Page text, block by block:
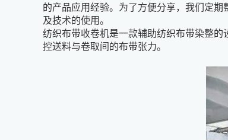
的产品应用经验。为了方便分享，我们定
及技术的使用。
纺织布带收卷机是一款辅助纺织布带染整
控送料与卷取间的布带张力。